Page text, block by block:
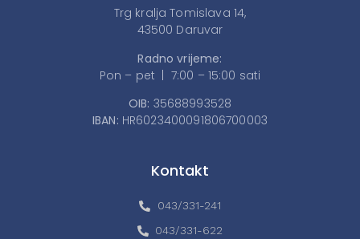
Trg kralja Tomislava 14,
43500 Daruvar
Radno vrijeme:
Pon – pet | 7:00 – 15:00 sati
OIB: 35688993528
IBAN: HR6023400091806700003
Kontakt
043/331-241
043/331-622